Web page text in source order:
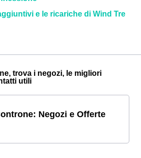
e le ricariche di Wind Tre
trova i negozi, le migliori
utili
Negozi e Offerte